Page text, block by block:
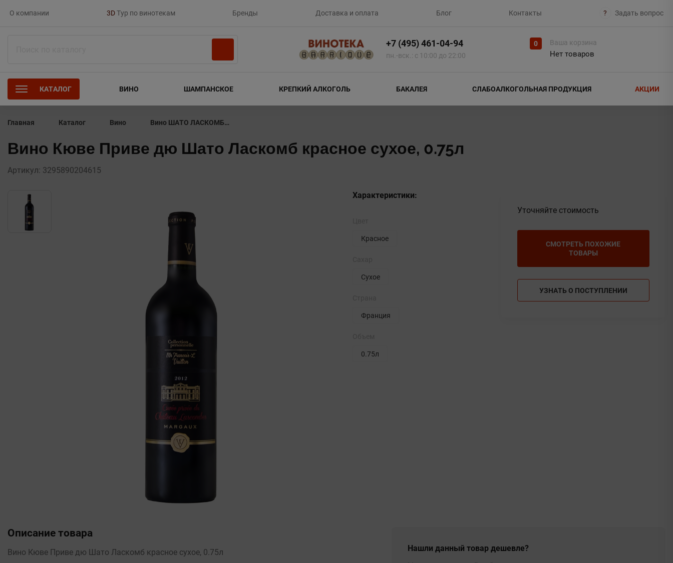
О компании 3DТур по винотекам Бренды Доставка и оплата Блог Контакты ? Задать вопрос
+7 (495) 461-04-94
пн.-вск.: с 10:00 до 22:00
0 Ваша корзина
Нет товаров
КАТАЛОГ ВИНО ШАМПАНСКОЕ КРЕПКИЙ АЛКОГОЛЬ БАКАЛЕЯ СЛАБОАЛКОГОЛЬНАЯ ПРОДУКЦИЯ АКЦИИ
Главная Каталог Вино Вино ШАТО ЛАСКОМБ 0,75КрасСух LV
Вино Кюве Приве дю Шато Ласкомб красное сухое, 0.75л
Артикул: 3295890204615
Характеристики:
Красное
Сухое
Франция
0.75л
Уточняйте стоимость
СМОТРЕТЬ ПОХОЖИЕ
ТОВАРЫ
УЗНАТЬ О ПОСТУПЛЕНИИ
Описание товара
Вино Кюве Приве дю Шато Ласкомб красное сухое, 0.75л Нашли данный товар дешевле?